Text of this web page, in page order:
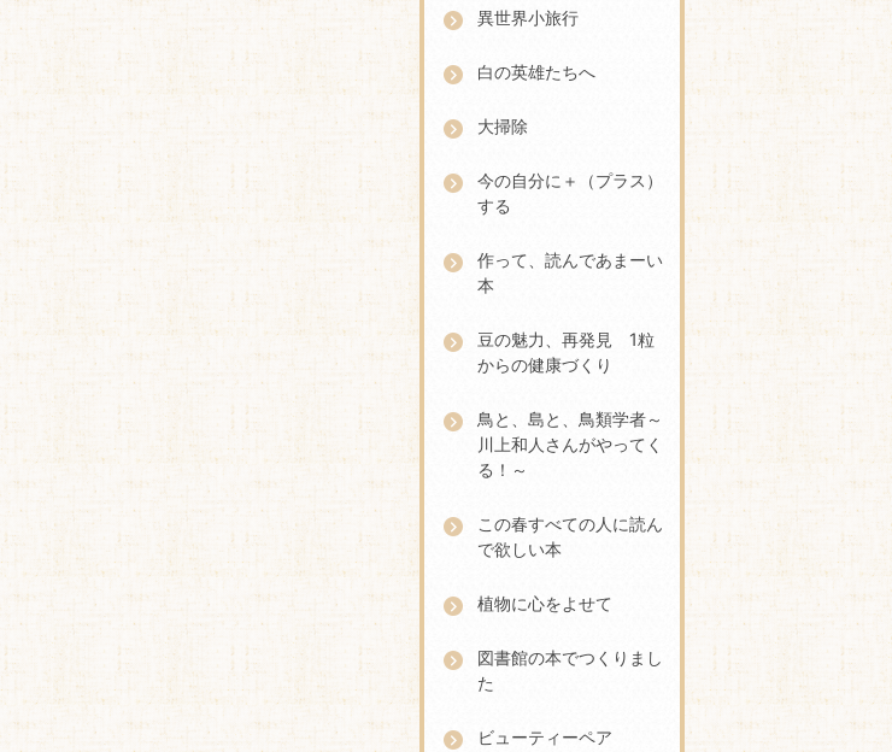
異世界小旅行
白の英雄たちへ
大掃除
今の自分に＋（プラス）
する
作って、読んであまーい
本
豆の魅力、再発見 1粒
からの健康づくり
鳥と、島と、鳥類学者～
川上和人さんがやってく
る！～
この春すべての人に読ん
で欲しい本
植物に心をよせて
図書館の本でつくりまし
た
ビューティーペア